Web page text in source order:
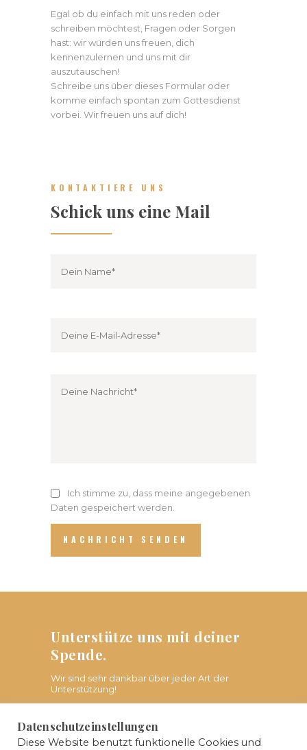
Egal ob du einfach mit uns reden oder
schreiben möchtest, Fragen oder Sorgen
hast: wir würden uns freuen, dich
kennenzulernen und uns mit dir
auszutauschen!
Schreibe uns über dieses Formular oder
komme einfach spontan zum Gottesdienst
vorbei. Wir freuen uns auf dich!
KONTAKTIERE UNS
Schick uns eine Mail
Ich stimme zu, dass meine angegebenen
Daten gespeichert werden.
Unterstütze uns mit deiner
Spende.
Wir sind sehr dankbar über jeder Art der
Unterstützung!
JETZT SPENDEN
Datenschutzeinstellungen
Diese Website benutzt funktionelle Cookies und